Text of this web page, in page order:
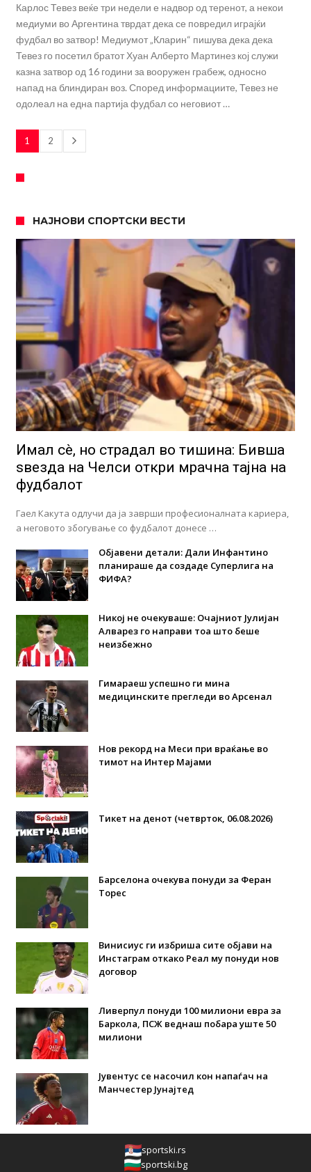
Карлос Тевез веќе три недели е надвор од теренот, а некои
медиуми во Аргентина тврдат дека се повредил играјќи
фудбал во затвор! Медиумот „Кларин“ пишува дека дека
Тевез го посетил братот Хуан Алберто Мартинез кој служи
казна затвор од 16 години за вооружен грабеж, односно
напад на блиндиран воз. Според информациите, Тевез не
одолеал на една партија фудбал со неговиот …
1 2
НАЈНОВИ СПОРТСКИ ВЕСТИ
Имал сè, но страдал во тишина: Бивша
ѕвезда на Челси откри мрачна тајна на
фудбалот
Гаел Какута одлучи да ја заврши професионалната кариера,
а неговото збогување со фудбалот донесе …
Објавени детали: Дали Инфантино
планираше да создаде Суперлига на
ФИФА?
Никој не очекуваше: Очајниот Јулијан
Алварез го направи тоа што беше
неизбежно
Гимараеш успешно ги мина
медицинските прегледи во Арсенал
Нов рекорд на Меси при враќање во
тимот на Интер Мајами
Тикет на денот (четврток, 06.08.2026)
Барселона очекува понуди за Феран
Торес
Винисиус ги избриша сите објави на
Инстаграм откако Реал му понуди нов
договор
Ливерпул понуди 100 милиони евра за
Баркола, ПСЖ веднаш побара уште 50
милиони
Јувентус се насочил кон напаѓач на
Манчестер Јунајтед
sportski.rs
sportski.bg